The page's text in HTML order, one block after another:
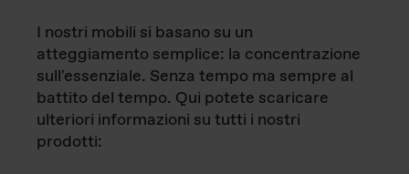
I nostri mobili si basano su un
atteggiamento semplice: la concentrazione
sull'essenziale. Senza tempo ma sempre al
battito del tempo. Qui potete scaricare
ulteriori informazioni su tutti i nostri
prodotti: